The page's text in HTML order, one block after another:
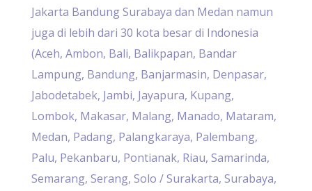
Jakarta Bandung Surabaya dan Medan namun
juga di lebih dari 30 kota besar di Indonesia
(Aceh, Ambon, Bali, Balikpapan, Bandar
Lampung, Bandung, Banjarmasin, Denpasar,
Jabodetabek, Jambi, Jayapura, Kupang,
Lombok, Makasar, Malang, Manado, Mataram,
Medan, Padang, Palangkaraya, Palembang,
Palu, Pekanbaru, Pontianak, Riau, Samarinda,
Semarang, Serang, Solo / Surakarta, Surabaya,